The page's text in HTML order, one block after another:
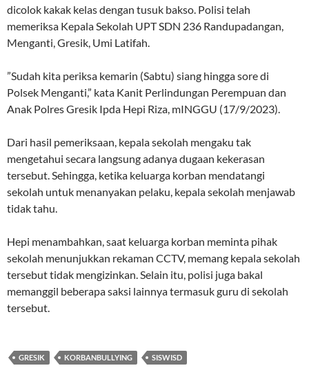
dicolok kakak kelas dengan tusuk bakso. Polisi telah
memeriksa Kepala Sekolah UPT SDN 236 Randupadangan,
Menganti, Gresik, Umi Latifah.
”Sudah kita periksa kemarin (Sabtu) siang hingga sore di
Polsek Menganti,” kata Kanit Perlindungan Perempuan dan
Anak Polres Gresik Ipda Hepi Riza, mINGGU (17/9/2023).
Dari hasil pemeriksaan, kepala sekolah mengaku tak
mengetahui secara langsung adanya dugaan kekerasan
tersebut. Sehingga, ketika keluarga korban mendatangi
sekolah untuk menanyakan pelaku, kepala sekolah menjawab
tidak tahu.
Hepi menambahkan, saat keluarga korban meminta pihak
sekolah menunjukkan rekaman CCTV, memang kepala sekolah
tersebut tidak mengizinkan. Selain itu, polisi juga bakal
memanggil beberapa saksi lainnya termasuk guru di sekolah
tersebut.
GRESIK KORBANBULLYING SISWISD